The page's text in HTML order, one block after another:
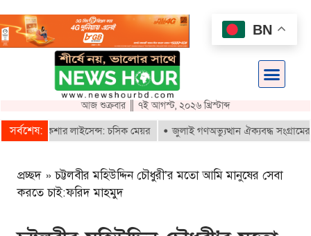
আজ শুক্রবার ║ ৭ই আগস্ট, ২০২৬ খ্রিস্টাব্দ
সর্বশেষ:
ই-রিকশার লাইসেন্স: চসিক মেয়র জুলাই গণঅভ্যুত্থান ঐক্যবদ্ধ সংগ্রামের
প্রচ্ছদ »চট্টলবীর মহিউদ্দিন চৌধুরী’র মতো আমি মানুষের সেবা
করতে চাই:ফরিদ মাহমুদ
BN